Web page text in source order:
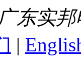
东实
|